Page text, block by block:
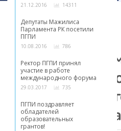
Студенты и
преподаватели
факультета
естествознания
проект
на латинской
21.12.2016 14311
Депутаты Мажилиса
Парламента РК посетили
ПГПИ
10.08.2016 786
Ректор ПГПИ принял
участие в работе
международного форума
29.03.2017 735
ПГПИ поздравляет
обладателей
образовательных
грантов!